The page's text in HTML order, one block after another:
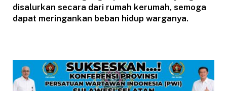
disalurkan secara dari rumah kerumah, semoga
dapat meringankan beban hidup warganya.